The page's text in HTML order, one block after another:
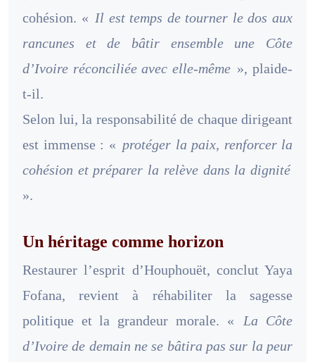
cohésion. « Il est temps de tourner le dos aux
rancunes et de bâtir ensemble une Côte
d’Ivoire réconciliée avec elle-même », plaide-
t-il.
Selon lui, la responsabilité de chaque dirigeant
est immense : « protéger la paix, renforcer la
cohésion et préparer la relève dans la dignité
».
Un héritage comme horizon
Restaurer l’esprit d’Houphouët, conclut Yaya
Fofana, revient à réhabiliter la sagesse
politique et la grandeur morale. «
La Côte
d’Ivoire de demain ne se bâtira pas sur la peur